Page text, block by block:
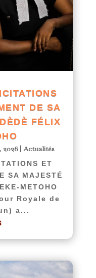
DE SA
FÉLIX
2026|Actualités
ET
SA MAJESTÉ
METOHO
Royale de
a...